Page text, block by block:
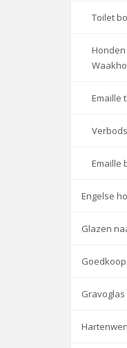
Toilet
Emaille
Emaille
Engelse
Glazen